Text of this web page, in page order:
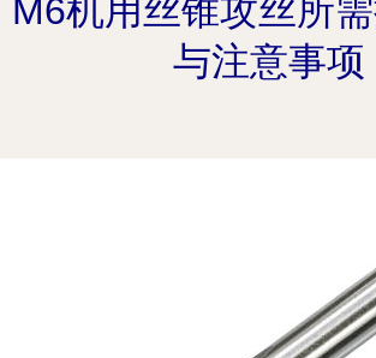
M6机用丝锥攻丝所
与注意事项